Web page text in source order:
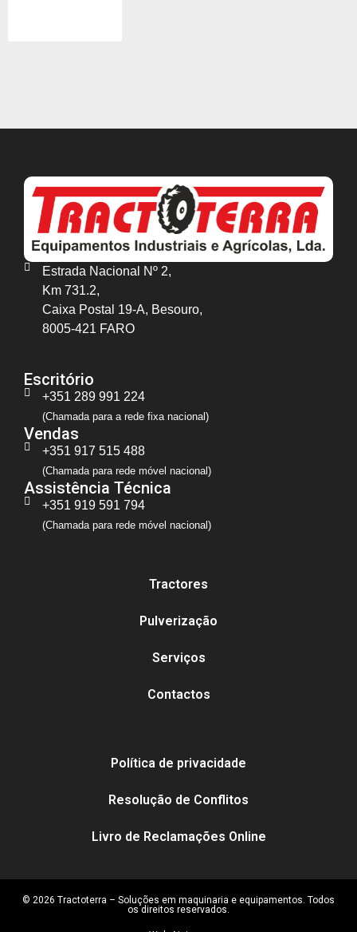
Estrada Nacional Nº 2,
Km 731.2,
Caixa Postal 19-A, Besouro,
8005-421 FARO
Escritório
+351 289 991 224
(Chamada para a rede fixa nacional)
Vendas
+351 917 515 488
(Chamada para rede móvel nacional)
Assistência Técnica
+351 919 591 794
(Chamada para rede móvel nacional)
Tractores
Pulverização
Serviços
Contactos
Política de privacidade
Resolução de Conflitos
Livro de Reclamações Online
© 2026 Tractoterra – Soluções em maquinaria e equipamentos. Todos
os direitos reservados.